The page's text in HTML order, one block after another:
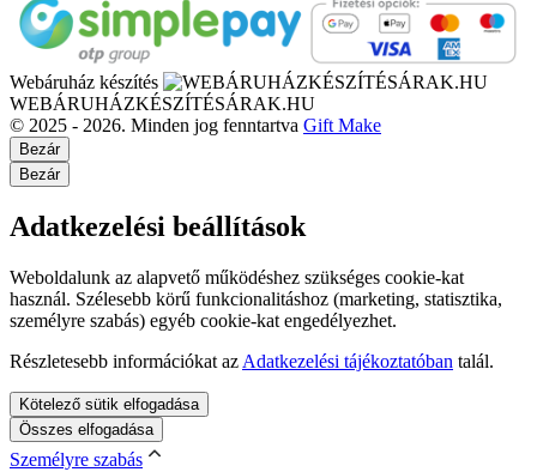
Webáruház készítés
WEBÁRUHÁZKÉSZÍTÉSÁRAK.HU
© 2025 - 2026. Minden jog fenntartva Gift Make
Bezár
Bezár
Adatkezelési beállítások
Weboldalunk az alapvető működéshez szükséges cookie-kat
használ. Szélesebb körű funkcionalitáshoz (marketing, statisztika,
személyre szabás) egyéb cookie-kat engedélyezhet.
Részletesebb információkat az Adatkezelési tájékoztatóban talál.
Kötelező sütik elfogadása
Összes elfogadása
Személyre szabás